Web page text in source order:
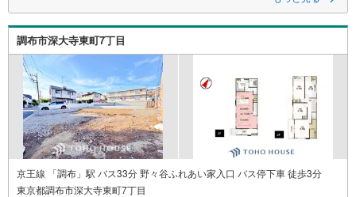
調布市深大寺東町7丁目
京王線 「調布」駅 バス33分 野々谷ふれあい家入口 バス停下車 徒歩3分
東京都調布市深大寺東町7丁目